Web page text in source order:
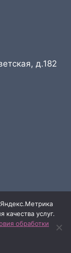
д.182
качества услуг.
обработки